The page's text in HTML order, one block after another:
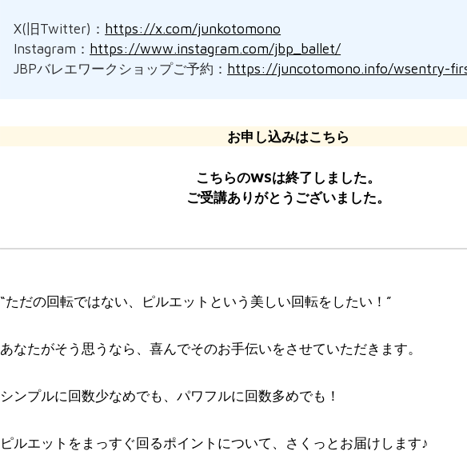
X(旧Twitter)： https://x.com/junkotomono
Instagram： https://www.instagram.com/jbp_ballet/
JBPバレエワークショップご予約： https://juncotomono.info/wsentry-
お申し込みはこちら
こちらのWSは終了しました。
ご受講ありがとうございました。
“ただの回転ではない、ピルエットという美しい回転をしたい！”
あなたがそう思うなら、喜んでそのお手伝いをさせていただきます。
シンプルに回数少なめでも、パワフルに回数多めでも！
ピルエットをまっすぐ回るポイントについて、さくっとお届けします♪